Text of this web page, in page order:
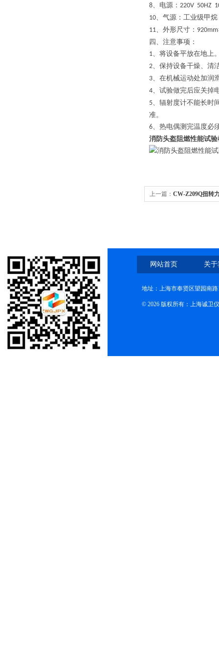
8、电源： 220V 50HZ
10、气源：工业级甲
11、外形尺寸： 920mm
四、注意事项：
1、将设备平放在地上
2、保持设备干燥、清
3、在机械运动处加润
4、试验做完后应关掉
5、辐射度计不能长时
准。
6、热电偶测完温度必
消防头盔阻燃性能试验
上一篇： CW-Z209Q扭转
网站首页 关
地址：上海市奉贤区望园南路
© 2026 版权所有：上海诚卫